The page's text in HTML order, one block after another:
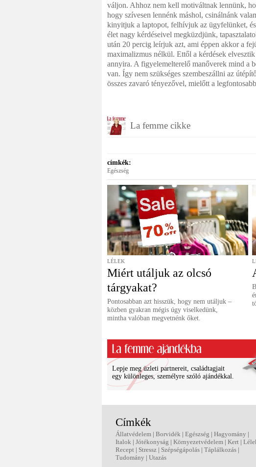
váljon. Ahhoz nem kell motiváltnak lennünk,
hogy szívesen lennénk máshol, csinálnánk
kinyitjuk a laptopot, felhívjuk az ügyfelünket,
élet nagy kérdéseivel megküzdjünk,
után 20 percig leírjuk azt, ami éppen akkor a
maximalizmus nélkül. Ettől a kérdések
annyira. A figyelemelterelő manőverek mind a
van. Így nem szükséges szembeszállni az
összes zavaró tényezővel, mielőtt a
La femme cikke
címkék:
Egészség
LÉLEK
Miért utáljuk az olcsó
tárgyakat?
Pontosabban azt hisszük, hogy nem utáljuk –
közben gyakran mégis úgy viselkedünk,
mintha valóban megvetnénk őket.
Lepje meg üzleti partnereit, családtagjait
egy különleges, személyre szóló ajándékkal.
Címkék
Állatvédelem | Borvidék | Egészség | Hagyomány |
Italok | Jótékonyság | Környezetvédelem | Kert |
Recept | Stressz | Szépségápolás | Táplálkozás |
Tudomány | Utazás